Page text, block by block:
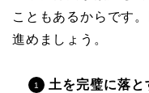
こともあるからです
進めましょう。
土を完璧に落と